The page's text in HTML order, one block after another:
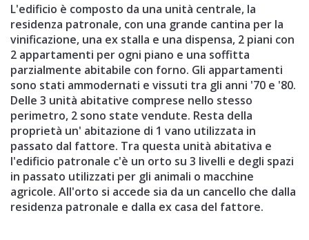
L'edificio è composto da una unità centrale, la
residenza patronale, con una grande cantina per la
vinificazione, una ex stalla e una dispensa, 2 piani con
2 appartamenti per ogni piano e una soffitta
parzialmente abitabile con forno. Gli appartamenti
sono stati ammodernati e vissuti tra gli anni '70 e '80.
Delle 3 unità abitative comprese nello stesso
perimetro, 2 sono state vendute. Resta della
proprietà un' abitazione di 1 vano utilizzata in
passato dal fattore. Tra questa unità abitativa e
l'edificio patronale c'è un orto su 3 livelli e degli spazi
in passato utilizzati per gli animali o macchine
agricole. All'orto si accede sia da un cancello che dalla
residenza patronale e dalla ex casa del fattore.